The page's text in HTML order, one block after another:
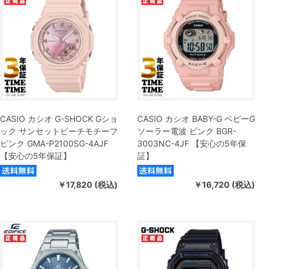
CASIO カシオ G-SHOCK Gショ
ック サンセットビーチモチーフ
ピンク GMA-P2100SG-4AJF
【安心の5年保証】
￥17,820 (税込)
CASIO カシオ BABY-G ベビーG
ソーラー電波 ピンク BGR-
3003NC-4JF 【安心の5年保
証】
￥16,720 (税込)